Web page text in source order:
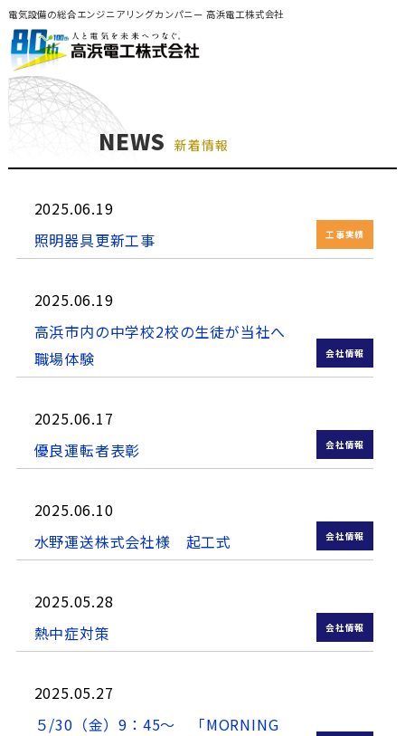
電気設備の総合エンジニアリングカンパニー 高浜電工株式会社
NEWS 新着情報
2025.06.19
照明器具更新工事
工事実績
2025.06.19
高浜市内の中学校2校の生徒が当社へ
職場体験
会社情報
2025.06.17
優良運転者表彰
会社情報
2025.06.10
水野運送株式会社様 起工式
会社情報
2025.05.28
熱中症対策
会社情報
2025.05.27
５/30（金）9：45～ 「MORNING